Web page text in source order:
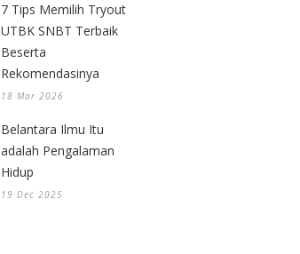
7 Tips Memilih Tryout
UTBK SNBT Terbaik
Beserta
Rekomendasinya
18 Mar 2026
Belantara Ilmu Itu
adalah Pengalaman
Hidup
19 Dec 2025